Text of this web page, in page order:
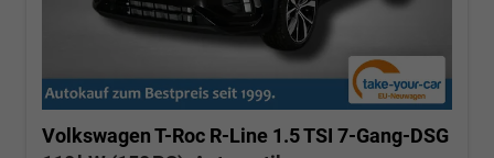
Volkswagen T-Roc R-Line 1.5 TSI 7-Gang-DSG